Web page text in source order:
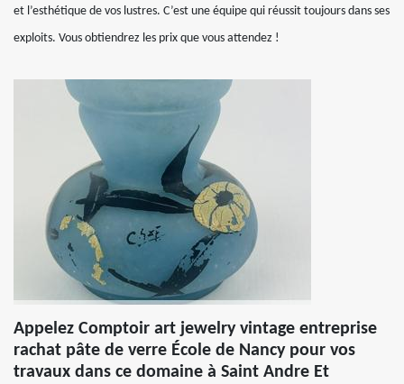
et l’esthétique de vos lustres. C’est une équipe qui réussit toujours dans ses
exploits. Vous obtiendrez les prix que vous attendez !
Appelez Comptoir art jewelry vintage entreprise
rachat pâte de verre École de Nancy pour vos
travaux dans ce domaine à Saint Andre Et